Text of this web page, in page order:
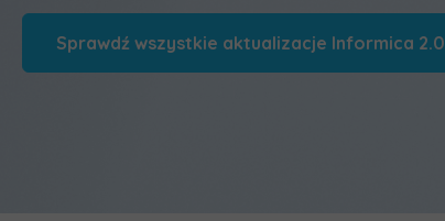
Sprawdź wszystkie aktualizacje Informica 2.0